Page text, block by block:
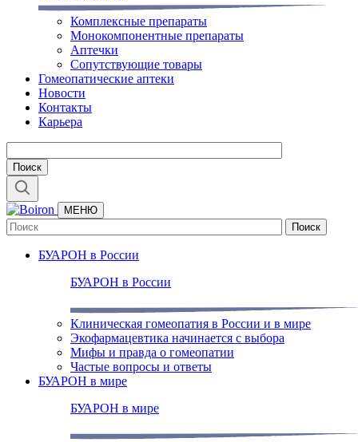
Комплексные препараты
Монокомпонентные препараты
Аптечки
Сопутствующие товары
Гомеопатические аптеки
Новости
Контакты
Карьера
МЕНЮ
БУАРОН в России
БУАРОН в России
Клиническая гомеопатия в России и в мире
Экофармацевтика начинается с выбора
Мифы и правда о гомеопатии
Частые вопросы и ответы
БУАРОН в мире
БУАРОН в мире